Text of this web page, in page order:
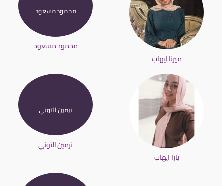
محمود مسعود
محمود مسعود
ميرنا ايهاب
نرمين التوني
نرمين التوني
يارا ايهاب